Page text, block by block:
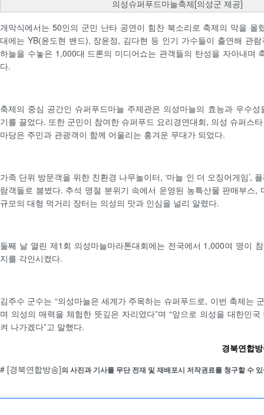
의성슈퍼푸드마늘축제[의성군 제공]
개막식에서는 50인의 군민 난타 공연이 힘찬 북소리로 축제의 막을 올
대에는 YB(윤도현 밴드), 장윤정, 김다현 등 인기 가수들이 출연해 관
하늘을 수놓은 1,000대 드론의 미디어쇼는 관객들의 탄성을 자아내며
다.
축제의 중심 공간인 슈퍼푸드마늘 주제관은 의성마늘의 효능과 우수
기를 끌었다. 또한 군민이 참여한 슈퍼푸드 요리경연대회, 의성 슈퍼스
마당은 주민과 관광객이 함께 어울리는 흥겨운 무대가 되었다.
가족 단위 방문객을 위한 친환경 나무놀이터, ‘마늘 인 더 오징어게임’,
람객들로 붐볐다. 추석 명절 분위기 속에서 운영된 농특산물 판매부스,
규모의 대형 먹거리 장터는 의성의 맛과 인심을 널리 알렸다.
둘째 날 열린 제1회 의성마늘마라톤대회에는 전국에서 1,000여 명이
지를 각인시켰다.
김주수 군수는 “의성마늘은 세계가 주목하는 슈퍼푸드로, 이번 축제는
며 의성의 매력을 체험한 뜻깊은 자리였다”며 “앞으로 의성을 대한민
켜 나가겠다”고 말했다.
경북연합
# [경북연합방송]의 사진과 기사를 무단 전재 및 재배포시 저작권료를 청구할 수